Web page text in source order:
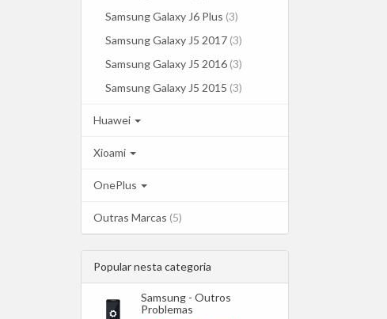
Samsung Galaxy J6 Plus (3)
Samsung Galaxy J5 2017 (3)
Samsung Galaxy J5 2016 (3)
Samsung Galaxy J5 2015 (3)
Huawei
Xioami
OnePlus
Outras Marcas (5)
Popular nesta categoria
Samsung - Outros
Problemas